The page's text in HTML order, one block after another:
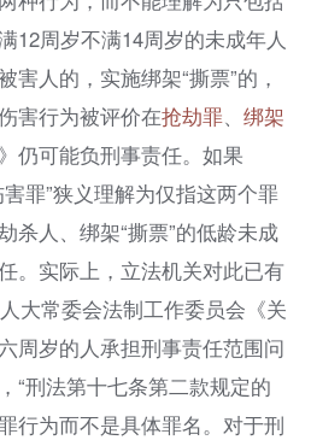
12周岁不满14周岁的未成年人
害人的，实施绑架“撕票”的，
害行为被评价在抢劫罪、 绑架
仍可能负刑事责任。如果
罪”狭义理解为仅指这两个罪
杀人、绑架“撕票”的低龄未成
。实际上，立法机关对此已有
大常委会法制工作委员会《关
周岁的人承担刑事责任范围问
“刑法第十七条第二款规定的
行为而不是具体罪名。对于刑